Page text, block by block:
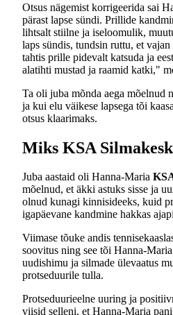
Otsus nägemist korrigeerida sai
pärast lapse sündi. Prillide
lihtsalt stiilne ja iseloomulik,
laps sündis, tundsin ruttu, et
tahtis prille pidevalt katsuda ja
alatihti mustad ja raamid katki,"
Ta oli juba mõnda aega mõelnud
ja kui elu väikese lapsega tõi
otsus klaarimaks.
Miks KSA
Juba aastaid oli Hanna-Maria
mõelnud, et äkki astuks sisse ja
olnud kunagi kinnisideeks, kuid
igapäevane kandmine hakkas
Viimase tõuke andis
soovitus ning see tõi Hanna-
uudishimu ja silmade ülevaatus
protseduurile tulla.
Protseduurieelne uuring ja
viisid selleni, et Hanna-Maria